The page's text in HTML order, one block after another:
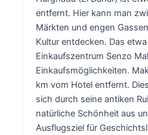
entfernt. Hier kann man
Märkten und engen
Kultur entdecken. Das
Einkaufszentrum Senzo
Einkaufsmöglichkeiten.
km vom Hotel entfernt.
sich durch seine antiken
natürliche Schönheit aus
Ausflugsziel für